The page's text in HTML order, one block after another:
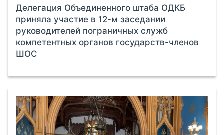
Делегация Объединенного штаба ОДКБ
приняла участие в 12-м заседании
руководителей пограничных служб
компетентных органов государств-членов
ШОС